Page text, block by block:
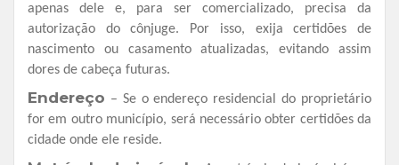
apenas dele e, para ser comercializado, precisa da
autorização do cônjuge. Por isso, exija certidões de
nascimento ou casamento atualizadas, evitando assim
dores de cabeça futuras.
Endereço – Se o endereço residencial do proprietário
for em outro município, será necessário obter certidões da
cidade onde ele reside.